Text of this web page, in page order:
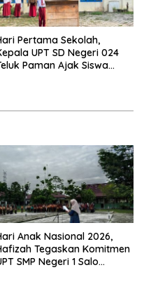
Pertama Sekolah,
UPT SD Negeri 024
Paman Ajak Siswa
Anak Nasional 2026,
Tegaskan Komitmen
SMP Negeri 1 Salo